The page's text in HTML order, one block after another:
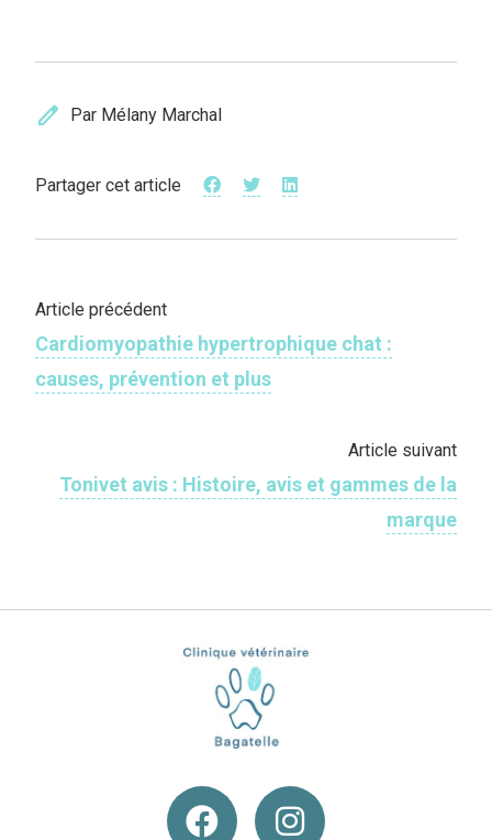
edit Par Mélany Marchal
Partager cet article
Article précédent
Cardiomyopathie hypertrophique chat :
causes, prévention et plus
Article suivant
Tonivet avis : Histoire, avis et gammes de la
marque